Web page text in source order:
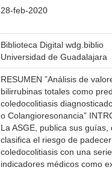
28-feb-2020
Biblioteca Digital wdg.biblio
Universidad de Guadalajara
RESUMEN ”Análisis de
bilirrubinas totales como
coledocolitiasis
o Colangioresonancia”
La ASGE, publica sus guías,
clasifica el riesgo de padecer
coledocolitiasis con una
indicadores médicos como